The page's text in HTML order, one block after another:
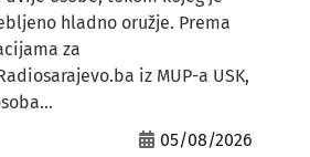
hladno oružje. Prema
za
iz MUP-a USK,
05/08/2026